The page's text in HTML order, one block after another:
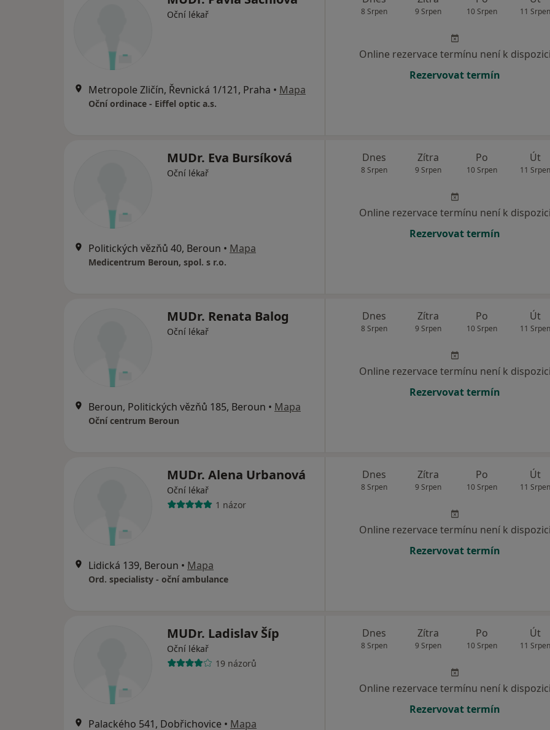
Oční lékař
Metropole Zličín, Řevnická 1/121, Praha • Mapa
Oční ordinace - Eiffel optic a.s.
8 Srpen 9 Srpen 10 Srpen 11 Srpen
Online rezervace termínu není k dispozici
Rezervovat termín
MUDr. Eva Bursíková
Oční lékař
Politických vězňů 40, Beroun • Mapa
Medicentrum Beroun, spol. s r.o.
Dnes
8 Srpen
Zítra
9 Srpen
Po
10 Srpen
Út
11 Srpen
Online rezervace termínu není k dispozici
Rezervovat termín
MUDr. Renata Balog
Oční lékař
Beroun, Politických vězňů 185, Beroun • Mapa
Oční centrum Beroun
Dnes
8 Srpen
Zítra
9 Srpen
Po
10 Srpen
Út
11 Srpen
Online rezervace termínu není k dispozici
Rezervovat termín
MUDr. Alena Urbanová
Oční lékař
1 názor
Lidická 139, Beroun • Mapa
Ord. specialisty - oční ambulance
Dnes
8 Srpen
Zítra
9 Srpen
Po
10 Srpen
Út
11 Srpen
Online rezervace termínu není k dispozici
Rezervovat termín
MUDr. Ladislav Šíp
Oční lékař
19 názorů
Palackého 541, Dobřichovice • Mapa
Dnes
8 Srpen
Zítra
9 Srpen
Po
10 Srpen
Út
11 Srpen
Online rezervace termínu není k dispozici
Rezervovat termín